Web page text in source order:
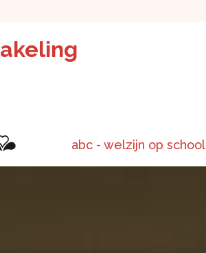
abc - welzijn op school